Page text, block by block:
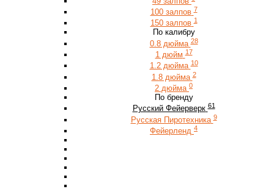
100 залпов 7
150 залпов 1
По калибру
0.8 дюйма 28
1 дюйм 17
1.2 дюйма 10
1.8 дюйма 2
2 дюйма 0
По бренду
Русский Фейерверк 61
Русская Пиротехника 9
Фейерленд 4